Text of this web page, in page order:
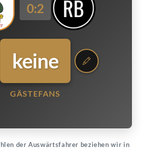
0:2
keine
GÄSTEFANS
der Auswärtsfahrer beziehen wir in